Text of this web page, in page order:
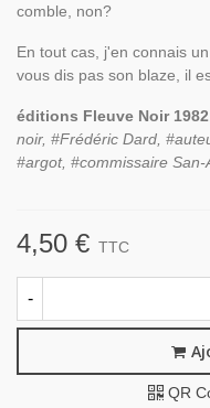
comble, non?
En tout cas, j'en connais
vous dis pas son blaze, il
éditions Fleuve Noir 1982
noir, #Frédéric Dard,
#argot, #commissaire San-
4,50 € TTC
-
QR